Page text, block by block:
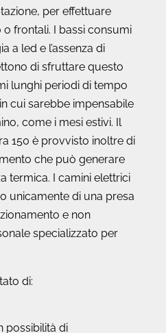
per effettuare
frontali. I bassi consumi
a led e l’assenza di
di sfruttare questo
lunghi periodi di tempo
cui sarebbe impensabile
come i mesi estivi. Il
150 è provvisto inoltre di
che può generare
termica. I camini elettrici
unicamente di una presa
e non
specializzato per
di:
possibilità di